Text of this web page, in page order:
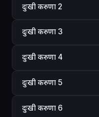
दुःखी करुणा 2
दुःखी करुणा 3
दुःखी करुणा 4
दुःखी करुणा 5
दुःखी करुणा 6